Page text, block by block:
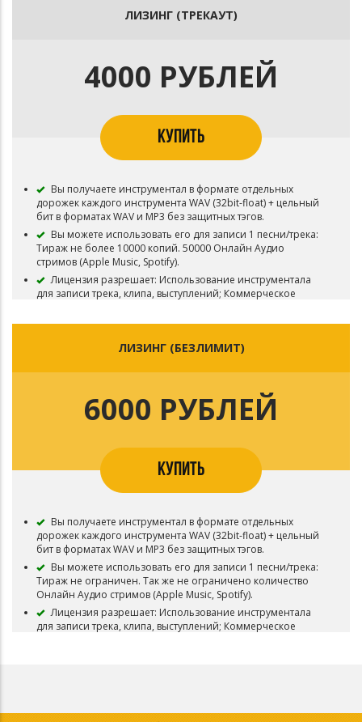
Права на произведение (Эксклюзивные права) остаются
у Ezhdee. Бит не снимается с продажи.
После приобретения данного вида лицензии, Вы
можете выкупить Эксклюзив. Сумма которую Вы внесли -
недостающую сумму. Точно также Вы можете улучшить
лицензию с помощью доплаты.
Приобретая данный тип лицензии Вы соглашаетесь с
условиями пользования.
ЛИЗИНГ (ТРЕКАУТ)
4000 РУБЛЕЙ
КУПИТЬ
Вы получаете инструментал в формате отдельных
дорожек каждого инструмента WAV (32bit-float) + цельный
бит в форматах WAV и MP3 без защитных тэгов.
Вы можете использовать его для записи 1 песни/трека:
Тираж не более 10000 копий. 50000 Онлайн Аудио
стримов (Apple Music, Spotify).
Лицензия разрешает: Использование инструментала
для записи трека, клипа, выступлений; Коммерческое
Music, Spotify, Yandex.Music, Google Play и т.д.);
и подобных площадках;
В названии песня/трека, записанного под этот минус,
Вы должны указывать авторство (Ezhdee prod.).
будет учитываться, все что нужно - это доплатить
недостающую сумму. Точно также Вы можете улучшить
лицензию с помощью доплаты.
условиями пользования.
ЛИЗИНГ (БЕЗЛИМИТ)
6000 РУБЛЕЙ
КУПИТЬ
Вы получаете инструментал в формате отдельных
дорожек каждого инструмента WAV (32bit-float) + цельный
бит в форматах WAV и MP3 без защитных тэгов.
Вы можете использовать его для записи 1 песни/трека:
Тираж не ограничен. Так же не ограничено количество
Онлайн Аудио стримов (Apple Music, Spotify).
Лицензия разрешает: Использование инструментала
для записи трека, клипа, выступлений; Коммерческое
у Ezhdee. Бит не снимается с продажи.